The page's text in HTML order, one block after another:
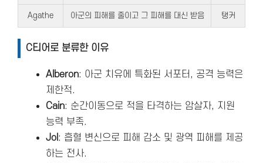
Agathe 아군의 피해를 줄이고 그 피해를 대신 받음 탱커
C티어로 분류한 이유
Alberon: 아군 치유에 특화된 서포터, 공격 능력은
제한적.
Cain: 순간이동으로 적을 타격하는 암살자, 지원
능력 부족.
Jol : 흡혈 변신으로 피해 감소 및 광역 피해를 제공
하는 전사.